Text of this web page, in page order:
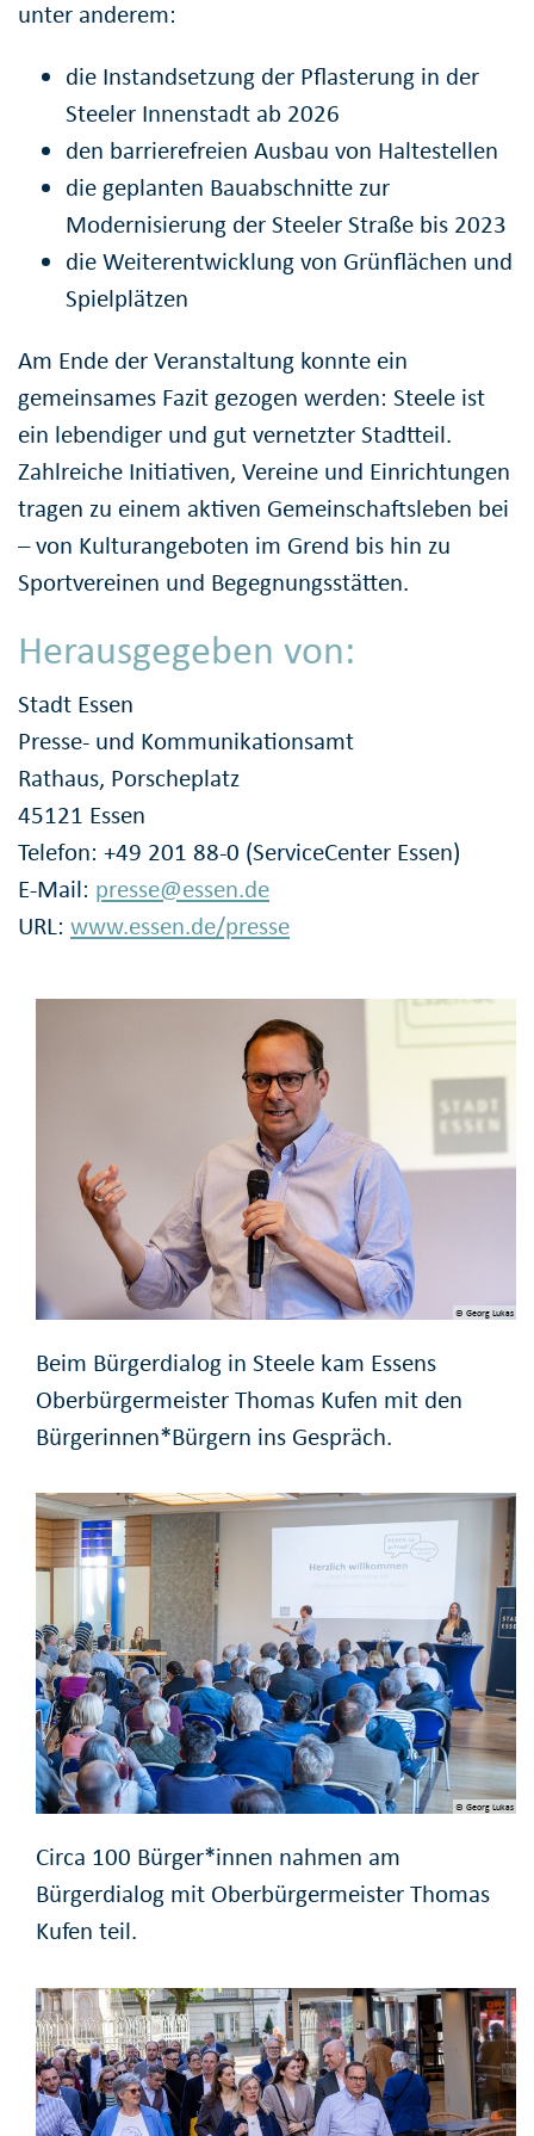
unter anderem:
die Instandsetzung der Pflasterung in der
Steeler Innenstadt ab 2026
den barrierefreien Ausbau von Haltestellen
die geplanten Bauabschnitte zur
Modernisierung der Steeler Straße bis 2023
die Weiterentwicklung von Grünflächen und
Spielplätzen
Am Ende der Veranstaltung konnte ein
gemeinsames Fazit gezogen werden: Steele ist
ein lebendiger und gut vernetzter Stadtteil.
Zahlreiche Initiativen, Vereine und Einrichtungen
tragen zu einem aktiven Gemeinschaftsleben bei
– von Kulturangeboten im Grend bis hin zu
Sportvereinen und Begegnungsstätten.
Herausgegeben von:
Stadt Essen
Presse- und Kommunikationsamt
Rathaus, Porscheplatz
45121 Essen
Telefon: +49 201 88-0 (ServiceCenter Essen)
E-Mail: presse@essen.de
URL: www.essen.de/presse
© Georg Lukas
Beim Bürgerdialog in Steele kam Essens
Oberbürgermeister Thomas Kufen mit den
Bürgerinnen*Bürgern ins Gespräch.
© Georg Lukas
Circa 100 Bürger*innen nahmen am
Bürgerdialog mit Oberbürgermeister Thomas
Kufen teil.